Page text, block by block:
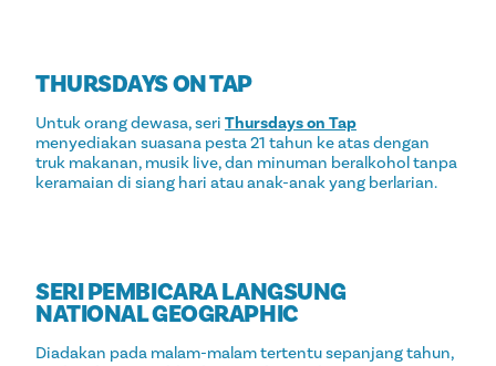
THURSDAYS ON TAP
Untuk orang dewasa, seri Thursdays on Tap
menyediakan suasana pesta 21 tahun ke atas dengan
truk makanan, musik live, dan minuman beralkohol tanpa
keramaian di siang hari atau anak-anak yang berlarian.
SERI PEMBICARA LANGSUNG
NATIONAL GEOGRAPHIC
Diadakan pada malam-malam tertentu sepanjang tahun,